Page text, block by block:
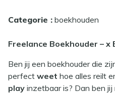
Categorie : boekhouden
Freelance Boekhouder –
Ben jij een boekhouder die
perfect weet hoe alles reilt
play inzetbaar is? Dan ben